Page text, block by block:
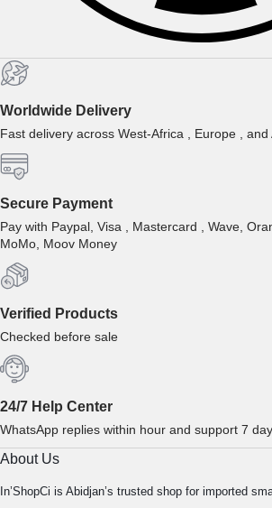
Worldwide Delivery
Fast delivery across West-Africa , Europe , and
Secure Payment
Pay with Paypal, Visa , Mastercard , Wave,
MoMo, Moov Money
Verified Products
Checked before sale
24/7 Help Center
WhatsApp replies within hour and support 7
About Us
In’ShopCi is Abidjan’s trusted shop for imported